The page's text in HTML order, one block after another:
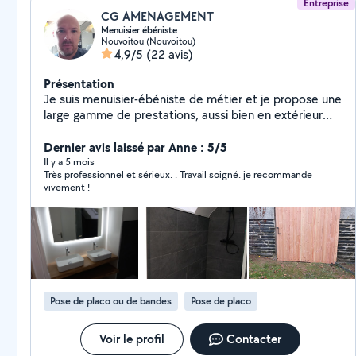
Entreprise
CG AMENAGEMENT
Menuisier ébéniste
Nouvoitou (Nouvoitou)
4,9/5 (22 avis)
Présentation
Je suis menuisier-ébéniste de métier et je propose une
large gamme de prestations, aussi bien en extérieur
réalise : Extérieur : pergolas, carports, terrasses,
bardages bois, clôtures/palis­sades, pose de
menuiseries, volets (fabrication et pose), portes de
garage. Intérieur : pose de parquets et sols souples,
agencement sur mesure, création de mobilier (tables
en bois massif), réalisation d' habillages muraux. Grâce
à mon expérience professionnelle, je dispose d'un large
panel de compétences, que je mets au service de mes
clients avec rigueur. Vous pouvez retrouver toutes mes
réalisations sur instagram ou Facebook. CG
Aménagement
Dernier avis laissé par Anne : 5/5
Il y a 5 mois
Très professionnel et sérieux. . Travail soigné. je recommande
vivement !
Pose de placo ou de bandes Pose de placo
Voir le profil Contacter